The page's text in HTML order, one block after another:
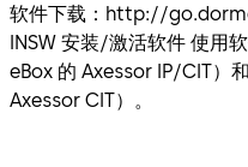
软件下载：http://
INSW 安装/激活软件 使用
eBox 的 Axessor IP/CIT）
Axessor CIT）。